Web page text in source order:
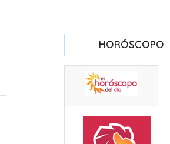
HORÓSCOPO